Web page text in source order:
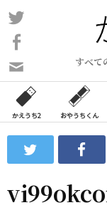
コ
ン
ン
ツ
ス
ッ
すべて
い
合
わ
フ
ォ
ム
かえうち2 おやうちくん